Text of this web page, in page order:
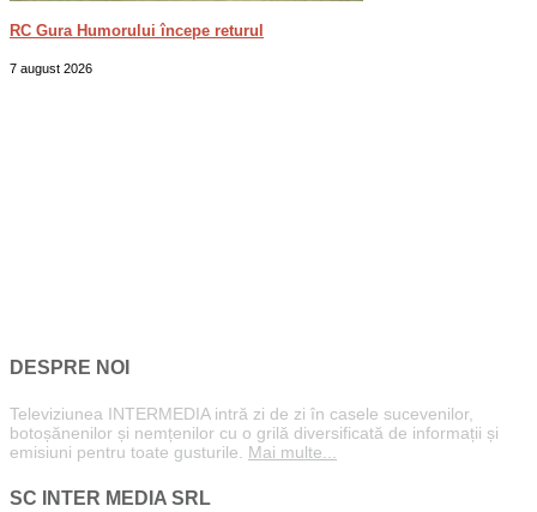
RC Gura Humorului începe returul
7 august 2026
DESPRE NOI
Televiziunea INTERMEDIA intră zi de zi în casele sucevenilor,
botoșănenilor și nemțenilor cu o grilă diversificată de informații și
emisiuni pentru toate gusturile. Mai multe...
SC INTER MEDIA SRL